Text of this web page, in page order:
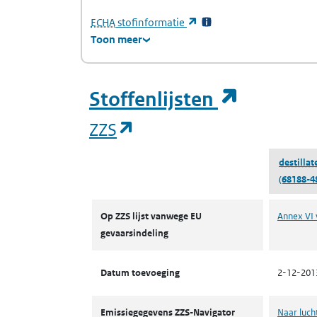
ECHA(Europees Agentschap voor chemische
stofinformatie
(opent in een nieuw
Toon meer
Stoffenlijsten
ZZS
(68188-
Op ZZS lijst vanwege EU
gevaarsindeling
Annex VI
Datum toevoeging 2-12-
Emissiegegevens ZZS-Navigator
Naar